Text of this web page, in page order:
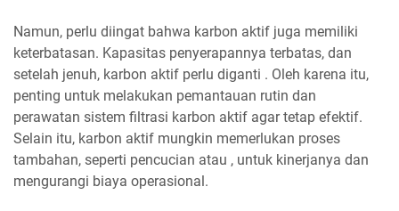
Namun, perlu diingat bahwa karbon aktif juga memiliki
keterbatasan. Kapasitas penyerapannya terbatas, dan
setelah jenuh, karbon aktif perlu diganti . Oleh karena itu,
penting untuk melakukan pemantauan rutin dan
perawatan sistem filtrasi karbon aktif agar tetap efektif.
Selain itu, karbon aktif mungkin memerlukan proses
tambahan, seperti pencucian atau , untuk kinerjanya dan
mengurangi biaya operasional.